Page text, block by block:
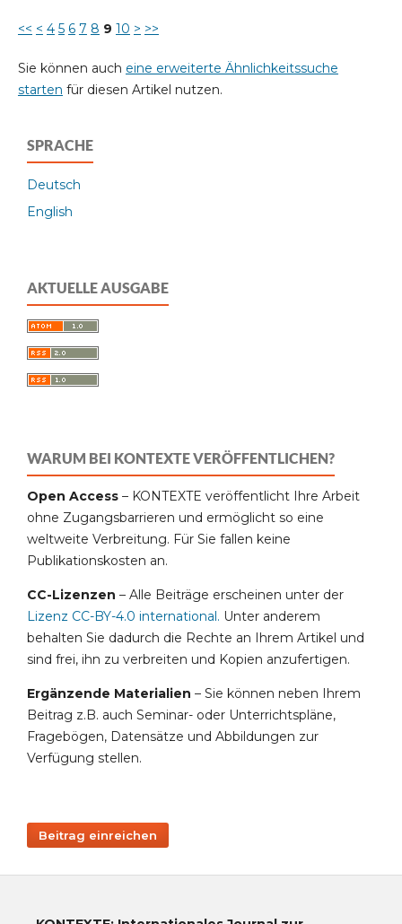
<< < 4 5 6 7 8 9 10 > >>
Sie können auch eine erweiterte Ähnlichkeitssuche
starten für diesen Artikel nutzen.
SPRACHE
Deutsch
English
AKTUELLE AUSGABE
WARUM BEI KONTEXTE VERÖFFENTLICHEN?
Open Access – KONTEXTE veröffentlicht Ihre Arbeit
ohne Zugangsbarrieren und ermöglicht so eine
weltweite Verbreitung. Für Sie fallen keine
Publikationskosten an.
CC-Lizenzen – Alle Beiträge erscheinen unter der
Lizenz CC-BY-4.0 international. Unter anderem
behalten Sie dadurch die Rechte an Ihrem Artikel und
sind frei, ihn zu verbreiten und Kopien anzufertigen.
Ergänzende Materialien – Sie können neben Ihrem
Beitrag z.B. auch Seminar- oder Unterrichtspläne,
Fragebögen, Datensätze und Abbildungen zur
Verfügung stellen.
Beitrag einreichen